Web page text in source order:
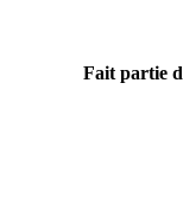
Fait partie